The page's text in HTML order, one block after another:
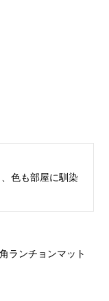
色も部屋に馴染
ランチョンマット